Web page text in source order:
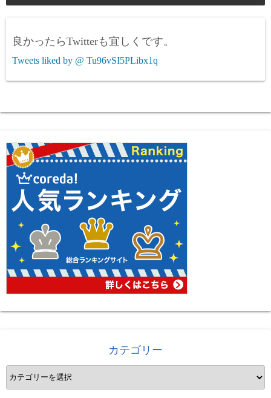
良かったらTwitterも宜しくです。
Tweets liked by @ Tu96vSI5PLibx1q
カテゴリー
カ
テ